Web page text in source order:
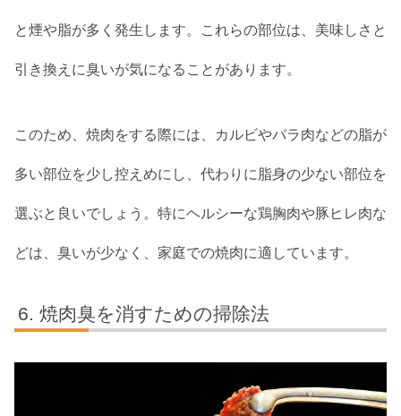
と煙や脂が多く発生します。これらの部位は、美味しさと
引き換えに臭いが気になることがあります。
このため、焼肉をする際には、カルビやバラ肉などの脂が
多い部位を少し控えめにし、代わりに脂身の少ない部位を
選ぶと良いでしょう。特にヘルシーな鶏胸肉や豚ヒレ肉な
どは、臭いが少なく、家庭での焼肉に適しています。
焼肉臭を消すための掃除法